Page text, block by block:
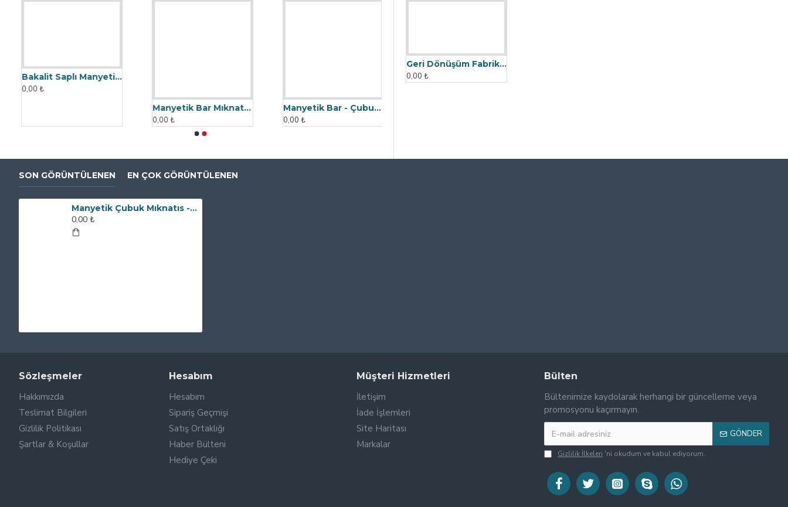
SON GÖRÜNTÜLENEN EN ÇOK GÖRÜNTÜLENEN
Manyetik Çubuk Mıknatıs - 25x140 mm - 12500 Gauss - İki Tarafı Vidalı
0,00 ₺
Sözleşmeler
Hakkımızda
Teslimat Bilgileri
Gizlilik Politikası
Şartlar & Koşullar
Hesabım
Hesabım
Sipariş Geçmişi
Satış Ortaklığı
Haber Bülteni
Hediye Çeki
Müşteri Hizmetleri
İletişim
İade İşlemleri
Site Haritası
Markalar
Bülten
Bültenimize kaydolarak herhangi bir güncelleme veya
promosyonu kaçırmayın.
GÖNDER
Gizlilik İlkeleri 'ni okudum ve kabul ediyorum.